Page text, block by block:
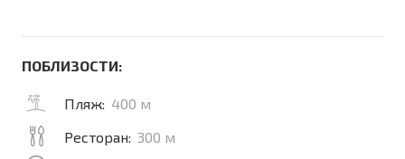
ПОБЛИЗОСТИ:
Пляж: 400 м
Ресторан: 300 м